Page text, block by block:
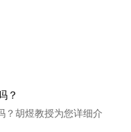
？
？胡煜教授为您详细介